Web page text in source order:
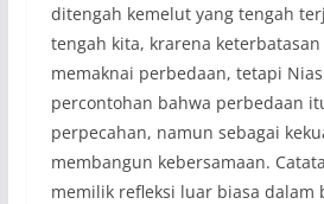
ditengah kemelut yang tengah
tengah kita, krarena
memaknai perbedaan, tetapi
percontohan bahwa perbedaan
perpecahan, namun sebagai
membangun kebersamaan.
memilik refleksi luar biasa dalam